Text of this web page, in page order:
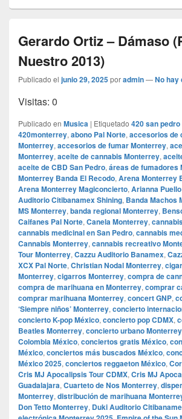
Gerardo Ortiz – Dámaso
Nuestro 2013)
Publicado el junio 29, 2025poradmin—No hay
Visitas: 0
Publicado en Musica | Etiquetado 420 san
420monterrey, abono Pal Norte, accesorios de
Monterrey, accesorios de fumar Monterrey,
Monterrey, aceite de cannabis Monterrey,
aceite de CBD San Pedro, áreas de fumadores
Monterrey Banda El Recodo, Arena Monterrey
Arena Monterrey Magiconcierto, Arianna
Auditorio Citibanamex Shining, Banda Machos
MS Monterrey, banda regional Monterrey,
Caifanes Pal Norte, Canela Monterrey,
cannabis medicinal en San Pedro, cannabis
Cannabis Monterrey, cannabis recreativo
Tour Monterrey, Cazzu Auditorio Banamex,
XCX Pal Norte, Christian Nodal Monterrey,
Monterrey, cigarros Monterrey, compra de
compra de marihuana en Monterrey, comprar
comprar marihuana Monterrey, concert GNP,
‘Siempre niños’ Monterrey, concierto
concierto K-pop México, concierto pop CDMX,
Beatles Monterrey, concierto urbano Monterrey
Colombia México, conciertos gratis México,
México, conciertos más buscados México,
México 2025, conciertos reggaeton México,
Cris MJ Apocalipsis Tour CDMX, Cris MJ
Guadalajara, Cuarteto de Nos Monterrey,
Monterrey, distribución de marihuana
Don Tetto Monterrey, Duki Auditorio